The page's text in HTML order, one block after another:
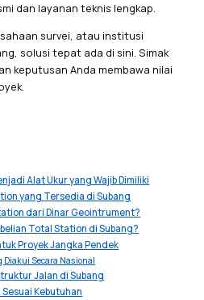
dan layanan teknis lengkap.
survei, atau institusi
solusi tepat ada di sini. Simak
keputusan Anda membawa nilai
Alat Ukur yang Wajib Dimiliki
yang Tersedia di Subang
dari Dinar Geointrument?
Total Station di Subang?
Proyek Jangka Pendek
Secara Nasional
Jalan di Subang
Kebutuhan